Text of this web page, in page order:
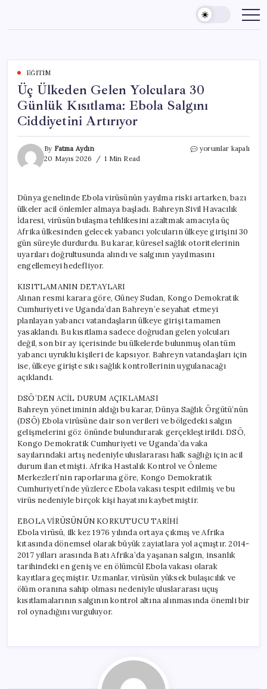
content
EĞITIM
Üç Ülkeden Gelen Yolculara 30
Günlük Kısıtlama: Ebola Salgını
Ciddiyetini Artırıyor
By Fatma Aydın
20 Mayıs 2026
1 Min Read
Üç
Günlük
Kısıtlama:
Ebola
Salgını
Ciddiyetini
için
yorumlar kapalı
Dünya genelinde Ebola virüsünün yayılma riski artarken, bazı
ülkeler acil önlemler almaya başladı. Bahreyn Sivil Havacılık
İdaresi, virüsün bulaşma tehlikesini azaltmak amacıyla üç
Afrika ülkesinden gelecek yabancı yolcuların ülkeye girişini 30
gün süreyle durdurdu. Bu karar, küresel sağlık otoritelerinin
uyarıları doğrultusunda alındı ve salgının yayılmasını
engellemeyi hedefliyor.
KISITLAMANIN DETAYLARI
Alınan resmi karara göre, Güney Sudan, Kongo Demokratik
Cumhuriyeti ve Uganda’dan Bahreyn’e seyahat etmeyi
planlayan yabancı vatandaşların ülkeye girişi tamamen
yasaklandı. Bu kısıtlama sadece doğrudan gelen yolcuları
değil, son bir ay içerisinde bu ülkelerde bulunmuş olan tüm
yabancı uyruklu kişileri de kapsıyor. Bahreyn vatandaşları için
ise, ülkeye girişte sıkı sağlık kontrollerinin uygulanacağı
açıklandı.
DSÖ’DEN ACİL DURUM AÇIKLAMASI
Bahreyn yönetiminin aldığı bu karar, Dünya Sağlık Örgütü’nün
(DSÖ) Ebola virüsüne dair son verileri ve bölgedeki salgın
gelişmelerini göz önünde bulundurarak gerçekleştirildi. DSÖ,
Kongo Demokratik Cumhuriyeti ve Uganda’da vaka
sayılarındaki artış nedeniyle uluslararası halk sağlığı için acil
durum ilan etmişti. Afrika Hastalık Kontrol ve Önleme
Merkezleri’nin raporlarına göre, Kongo Demokratik
Cumhuriyeti’nde yüzlerce Ebola vakası tespit edilmiş ve bu
virüs nedeniyle birçok kişi hayatını kaybetmiştir.
EBOLA VİRÜSÜNÜN KORKUTUCU TARİHİ
Ebola virüsü, ilk kez 1976 yılında ortaya çıkmış ve Afrika
kıtasında dönemsel olarak büyük zayiatlara yol açmıştır. 2014-
2017 yılları arasında Batı Afrika’da yaşanan salgın, insanlık
tarihindeki en geniş ve en ölümcül Ebola vakası olarak
kayıtlara geçmiştir. Uzmanlar, virüsün yüksek bulaşıcılık ve
ölüm oranına sahip olması nedeniyle uluslararası uçuş
kısıtlamalarının salgının kontrol altına alınmasında önemli bir
rol oynadığını vurguluyor.